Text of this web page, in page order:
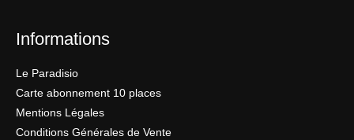
Informations
Le Paradisio
Carte abonnement 10 places
Mentions Légales
Conditions Générales de Vente